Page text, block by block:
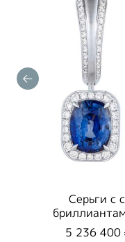
Серьги с
5 236 400